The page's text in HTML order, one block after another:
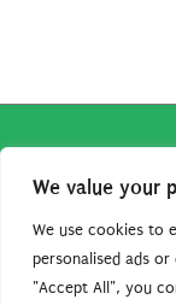
We value your
We use cookies to
personalised ads
"Accept All", you
associato
Tutti i guadagni
per continuare a
dei